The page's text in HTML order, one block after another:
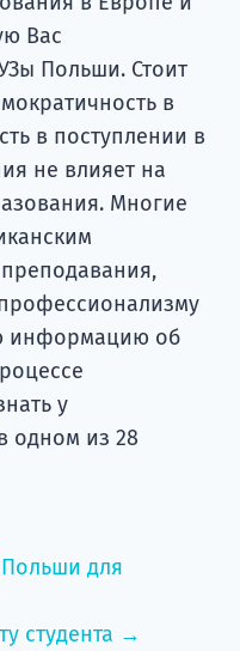
Вас
Польши. Стоит
в
в поступлении в
не влияет на
Многие
информацию об
у
одном из 28
для
студента →